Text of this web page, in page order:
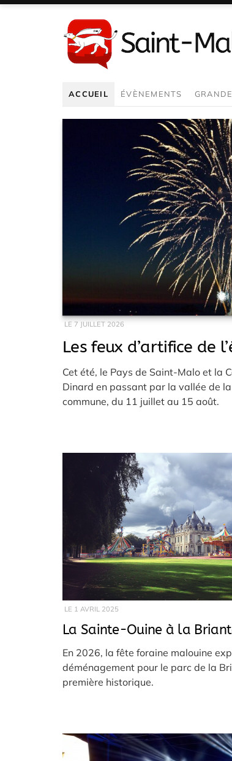
au
contenu
ACCUEIL ÉVÈNEMENTS
LE 7 JUILLET 2026
Les feux d’artifice de
Cet été, le Pays de Saint-Malo et la
Dinard en passant par la vallée de
commune, du 11 juillet au 15 août.
LE 1 AVRIL 2025
La Sainte-Ouine à la
En 2026, la fête foraine malouine
déménagement pour le parc de la
première historique.